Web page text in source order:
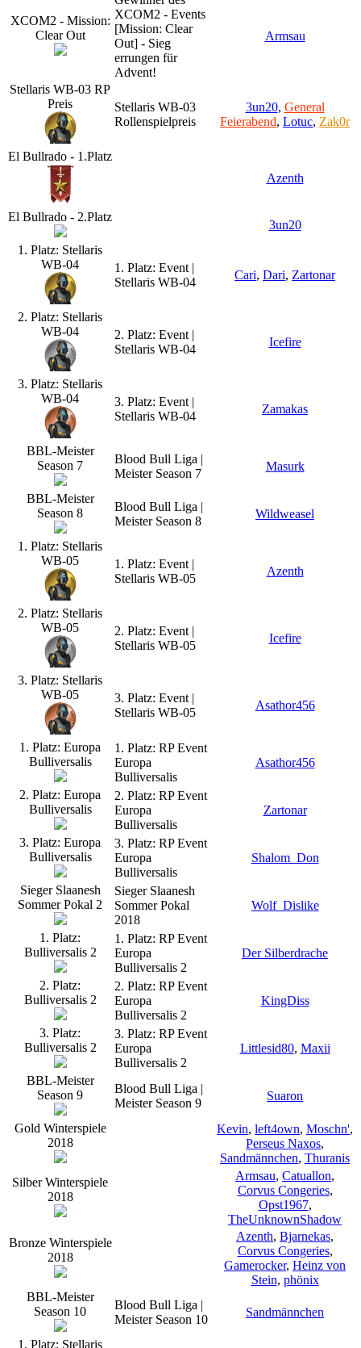
XCOM2 - Mission:
Clear Out
XCOM2 - Events
[Mission: Clear
Out] - Sieg
errungen für
Advent!
Armsau
Stellaris WB-03 RP
Preis
Stellaris WB-03
Rollenspielpreis
3un20, General
Feierabend, Lotuc, Zak0r
El Bullrado - 1.Platz
Azenth
El Bullrado - 2.Platz
3un20
1. Platz: Stellaris
WB-04
1. Platz: Event |
Stellaris WB-04
Cari, Dari, Zartonar
2. Platz: Stellaris
WB-04
2. Platz: Event |
Stellaris WB-04
Icefire
3. Platz: Stellaris
WB-04
3. Platz: Event |
Stellaris WB-04
Zamakas
BBL-Meister
Season 7
Blood Bull Liga |
Meister Season 7
Masurk
BBL-Meister
Season 8
Blood Bull Liga |
Meister Season 8
Wildweasel
1. Platz: Stellaris
WB-05
1. Platz: Event |
Stellaris WB-05
Azenth
2. Platz: Stellaris
WB-05
2. Platz: Event |
Stellaris WB-05
Icefire
3. Platz: Stellaris
WB-05
3. Platz: Event |
Stellaris WB-05
Asathor456
1. Platz: Europa
Bulliversalis
1. Platz: RP Event
Europa
Bulliversalis
Asathor456
2. Platz: Europa
Bulliversalis
2. Platz: RP Event
Europa
Bulliversalis
Zartonar
3. Platz: Europa
Bulliversalis
3. Platz: RP Event
Europa
Bulliversalis
Shalom_Don
Sieger Slaanesh
Sommer Pokal 2
Sieger Slaanesh
Sommer Pokal
2018
Wolf_Dislike
1. Platz:
Bulliversalis 2
1. Platz: RP Event
Europa
Bulliversalis 2
Der Silberdrache
2. Platz:
Bulliversalis 2
2. Platz: RP Event
Europa
Bulliversalis 2
KingDiss
3. Platz:
Bulliversalis 2
3. Platz: RP Event
Europa
Bulliversalis 2
Littlesid80, Maxii
BBL-Meister
Season 9
Blood Bull Liga |
Meister Season 9
Suaron
Gold Winterspiele
2018
Kevin, left4own, Moschn',
Perseus Naxos,
Sandmännchen, Thuranis
Silber Winterspiele
2018
Armsau, Catuallon,
Corvus Congeries,
Opst1967,
TheUnknownShadow
Bronze Winterspiele
2018
Azenth, Bjarnekas,
Corvus Congeries,
Gamerocker, Heinz von
Stein, phönix
BBL-Meister
Season 10
Blood Bull Liga |
Meister Season 10
Sandmännchen
1. Platz: Stellaris